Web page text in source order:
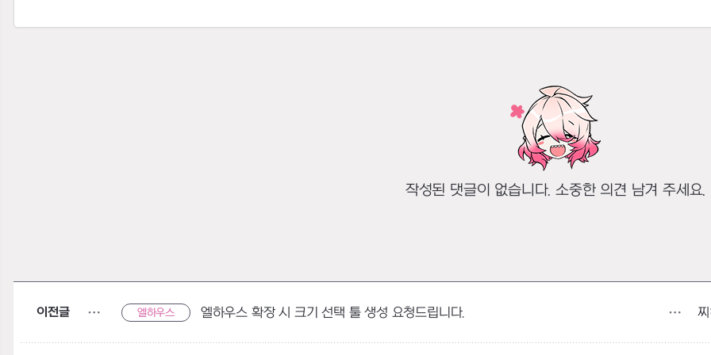
작성된 댓글이 없습니다. 소중한 의견 남겨 주세요.
이전글 엘하우스 엘하우스 확장 시 크기 선택 툴 생성 요청드립니다. 찌